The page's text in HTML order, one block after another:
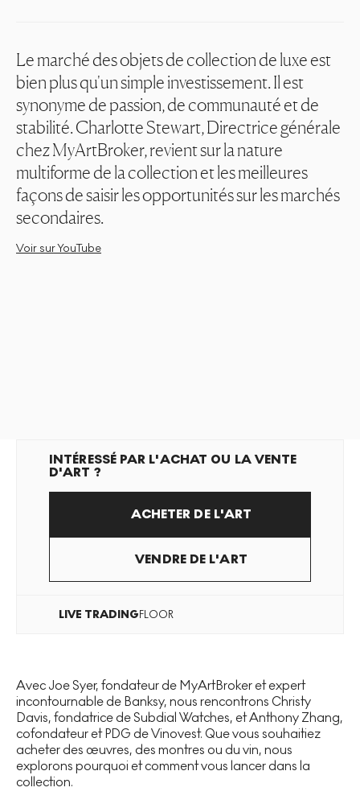
Le marché des objets de collection de luxe est
bien plus qu'un simple investissement. Il est
synonyme de passion, de communauté et de
stabilité. Charlotte Stewart, Directrice générale
chez MyArtBroker, revient sur la nature
multiforme de la collection et les meilleures
façons de saisir les opportunités sur les marchés
secondaires.
Voir sur YouTube
INTÉRESSÉ PAR L'ACHAT OU LA VENTE
D'ART ?
ACHETER DE L'ART
VENDRE DE L'ART
LIVE TRADINGFLOOR
Avec Joe Syer, fondateur de MyArtBroker et expert
incontournable de Banksy, nous rencontrons Christy
Davis, fondatrice de Subdial Watches, et Anthony Zhang,
cofondateur et PDG de Vinovest. Que vous souhaitiez
acheter des œuvres, des montres ou du vin, nous
explorons pourquoi et comment vous lancer dans la
collection.